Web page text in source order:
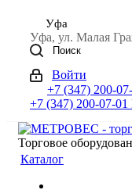
Уфа
Уфа, ул. Малая
Поиск
Войти
+7 (347) 200-
+7 (347) 200-07-01
Торговое
Каталог